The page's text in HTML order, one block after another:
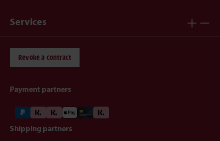
Services
Revoke a contract
Payment partners
Shipping partners